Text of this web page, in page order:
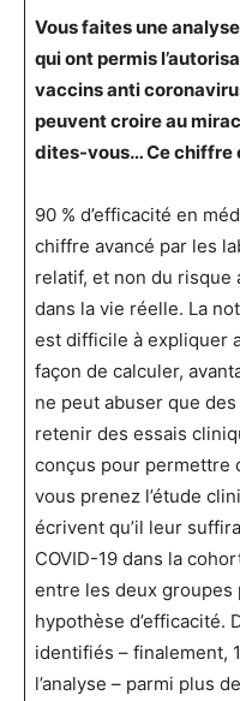
Vous faites une
qui ont permis
vaccins anti
peuvent croire au
dites-vous… Ce chiffre
90 % d’efficacité en
chiffre avancé par les
relatif, et non du
dans la vie réelle. La
est difficile à expliquer
façon de calculer,
ne peut abuser que
retenir des essais
conçus pour permettre
vous prenez l’étude
écrivent qu’il leur
COVID-19 dans la
entre les deux
hypothèse d’efficacité.
identifiés – finalement,
l’analyse – parmi plus